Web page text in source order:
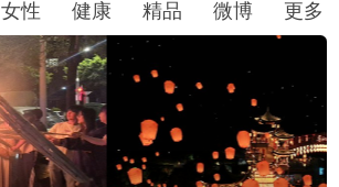
女性 健康 精品 微博 更多